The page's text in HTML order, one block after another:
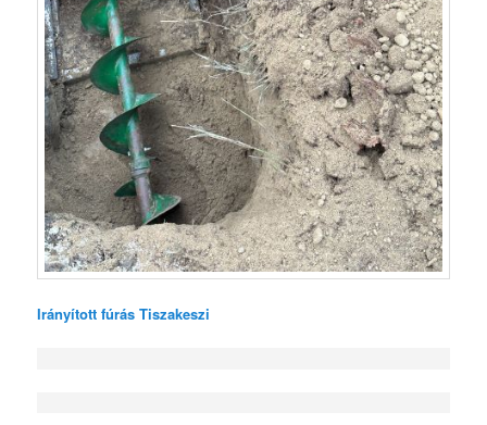
Irányított fúrás Tiszakeszi